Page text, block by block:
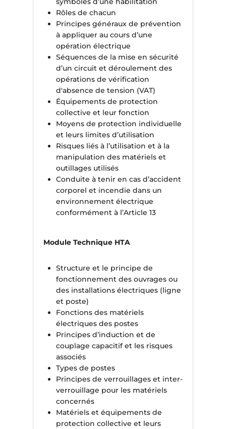
Rôles de chacun
Principes généraux de prévention
à appliquer au cours d’une
opération électrique
Séquences de la mise en sécurité
d’un circuit et déroulement des
opérations de vérification
d'absence de tension (VAT)
Équipements de protection
collective et leur fonction
Moyens de protection individuelle
et leurs limites d’utilisation
Risques liés à l’utilisation et à la
manipulation des matériels et
outillages utilisés
Conduite à tenir en cas d’accident
corporel et incendie dans un
environnement électrique
conformément à l’Article 13
Module Technique HTA
Structure et le principe de
fonctionnement des ouvrages ou
des installations électriques (ligne
et poste)
Fonctions des matériels
électriques des postes
Principes d’induction et de
couplage capacitif et les risques
associés
Types de postes
Principes de verrouillages et inter-
verrouillage pour les matériels
concernés
Matériels et équipements de
protection collective et leurs